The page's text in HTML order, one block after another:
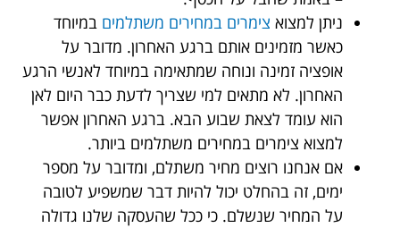
ניתן למצוא צימרים במחירים משתלמים במיוחד
כאשר מזמינים אותם ברגע האחרון. מדובר על
אופציה זמינה ונוחה שמתאימה במיוחד לאנשי הרגע
האחרון. לא מתאים למי שצריך לדעת כבר היום לאן
הוא עומד לצאת שבוע הבא. ברגע האחרון אפשר
למצוא צימרים במחירים משתלמים ביותר.
אם אנחנו רוצים מחיר משתלם, ומדובר על מספר
ימים, זה בהחלט יכול להיות דבר שמשפיע לטובה
על המחיר שנשלם. כי ככל שהעסקה שלנו גדולה